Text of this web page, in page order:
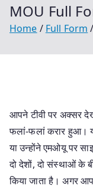
MOU Full
Home Full Form
आपने टीवी पर अक्सर
फलां-फलां करार हुआ।
या उन्होंने एमओयू पर
दो देशों, दो संस्‍थाओं के
किया जाता है। अगर